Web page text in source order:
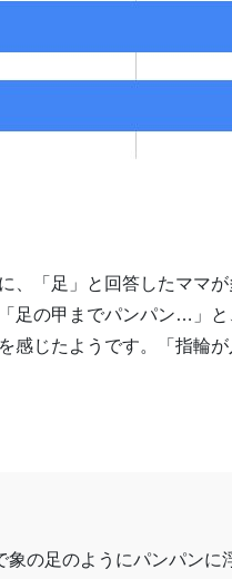
、「足」と回答したママ
足の甲までパンパン…」
感じたようです。「指輪
象の足のようにパンパン